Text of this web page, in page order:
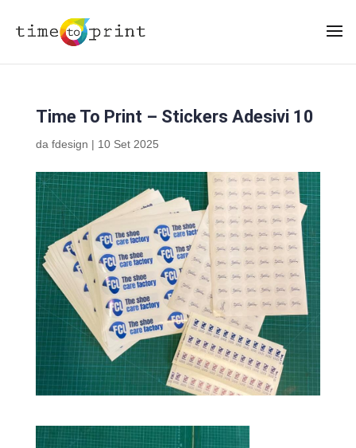
Time To Print – Stickers Adesivi 10
da fdesign | 10 Set 2025